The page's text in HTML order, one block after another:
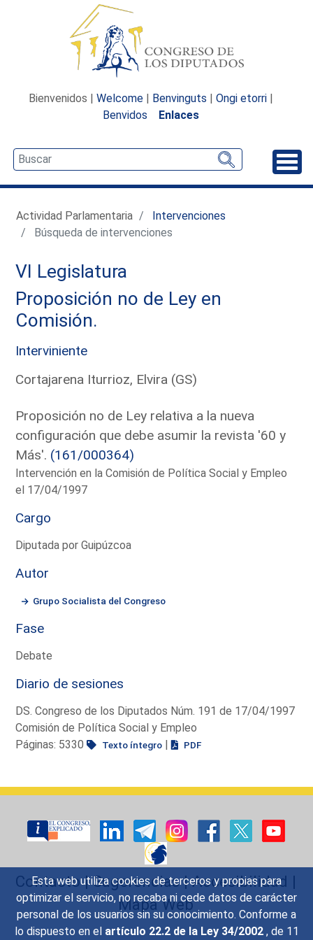
Esta web utiliza cookies de terceros y propias para
optimizar el servicio, no recaba ni cede datos de carácter
personal de los usuarios sin su conocimiento. Conforme a
lo dispuesto en el artículo 22.2 de la Ley 34/2002 , de 11
Bienvenidos | Welcome | Benvinguts | Ongi etorri |
Benvidos
Enlaces
Actividad Parlamentaria
Intervenciones
Búsqueda de intervenciones
VI Legislatura
Proposición no de Ley en
Comisión.
Interviniente
Cortajarena Iturrioz, Elvira (GS)
Proposición no de Ley relativa a la nueva
configuración que debe asumir la revista '60 y
Más'. (161/000364)
Intervención en la Comisión de Política Social y Empleo
el 17/04/1997
Cargo
Diputada por Guipúzcoa
Autor
Grupo Socialista del Congreso
Fase
Debate
Diario de sesiones
DS. Congreso de los Diputados Núm. 191 de 17/04/1997
Comisión de Política Social y Empleo
Páginas: 5330
Texto íntegro | PDF
Contacto|Sugerencias|Accesibilidad |
Mapa Web